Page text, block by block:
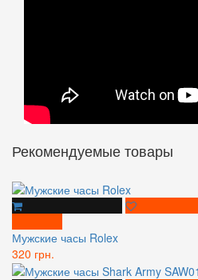
Рекомендуемые товары
Мужские часы Rolex
320 грн.